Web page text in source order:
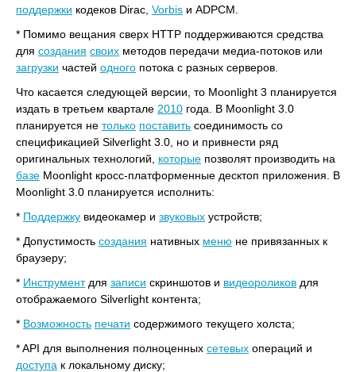
поддержки кодеков Dirac, Vorbis и ADPCM.
* Помимо вещания сверх HTTP поддерживаются средства
для создания своих методов передачи медиа-потоков или
загрузки частей одного потока с разных серверов.
Что касается следующей версии, то Moonlight 3 планируется
издать в третьем квартале 2010 года. В Moonlight 3.0
планируется не только поставить соединимость со
спецификацией Silverlight 3.0, но и привнести ряд
оригинальных технологий, которые позволят производить на
базе Moonlight кросс-платформенные десктоп приложения. В
Moonlight 3.0 планируется исполнить:
* Поддержку видеокамер и звуковых устройств;
* Допустимость создания нативных меню не привязанных к
браузеру;
* Инструментдля записи скриншотов и видеороликов для
отображаемого Silverlight контента;
* Возможность печати содержимого текущего холста;
* API для выполнения полноценных сетевых операций и
доступа к локальному диску;